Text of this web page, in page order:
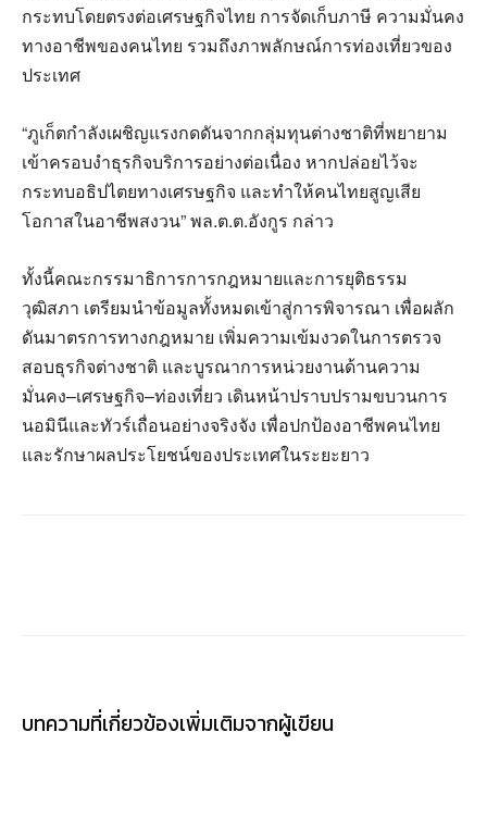
กระทบโดยตรงต่อเศรษฐกิจไทย การจัดเก็บภาษี ความมั่นคง
ทางอาชีพของคนไทย รวมถึงภาพลักษณ์การท่องเที่ยวของ
ประเทศ
“ภูเก็ตกำลังเผชิญแรงกดดันจากกลุ่มทุนต่างชาติที่พยายาม
เข้าครอบงำธุรกิจบริการอย่างต่อเนื่อง หากปล่อยไว้จะ
กระทบอธิปไตยทางเศรษฐกิจ และทำให้คนไทยสูญเสีย
โอกาสในอาชีพสงวน” พล.ต.ต.อังกูร กล่าว
ทั้งนี้คณะกรรมาธิการการกฎหมายและการยุติธรรม
วุฒิสภา เตรียมนำข้อมูลทั้งหมดเข้าสู่การพิจารณา เพื่อผลัก
ดันมาตรการทางกฎหมาย เพิ่มความเข้มงวดในการตรวจ
สอบธุรกิจต่างชาติ และบูรณาการหน่วยงานด้านความ
มั่นคง–เศรษฐกิจ–ท่องเที่ยว เดินหน้าปราบปรามขบวนการ
นอมินีและทัวร์เถื่อนอย่างจริงจัง เพื่อปกป้องอาชีพคนไทย
และรักษาผลประโยชน์ของประเทศในระยะยาว
บทความที่เกี่ยวข้องเพิ่มเติมจากผู้เขียน